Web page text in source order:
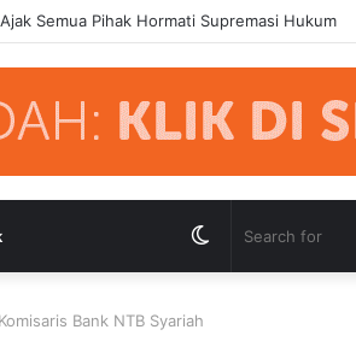
Semua Pihak Hormati Supremasi Hukum
Switch
Bank NTB Syariah